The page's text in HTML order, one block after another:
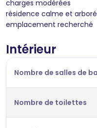
charges modérées
résidence calme et
emplacement recherché
Intérieur
Nombre de salles de
Nombre de toilettes